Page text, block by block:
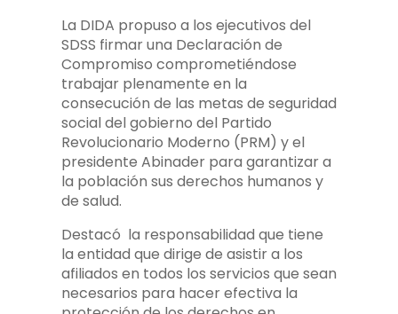
La DIDA propuso a los ejecutivos del
SDSS firmar una Declaración de
Compromiso comprometiéndose
trabajar plenamente en la
consecución de las metas de seguridad
social del gobierno del Partido
Revolucionario Moderno (PRM) y el
presidente Abinader para garantizar a
la población sus derechos humanos y
de salud.
Destacó la responsabilidad que tiene
la entidad que dirige de asistir a los
afiliados en todos los servicios que sean
necesarios para hacer efectiva la